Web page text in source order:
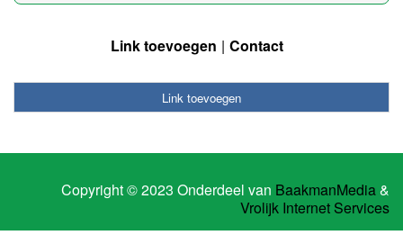
Link toevoegen Contact
Link toevoegen
Copyright © 2023 Onderdeel van BaakmanMedia&
Vrolijk Internet Services